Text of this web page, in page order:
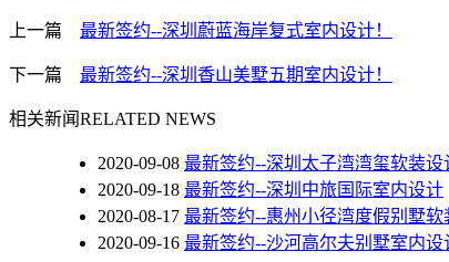
上一篇 最新签约--深圳蔚蓝海岸复式室内设计！
下一篇 最新签约--深圳香山美墅五期室内设计！
相关新闻RELATED NEWS
2020-09-08 最新签约--深圳太子湾湾玺软装设
2020-09-18 最新签约--深圳中旅国际室内设计
2020-08-17 最新签约--惠州小径湾度假别墅软
2020-09-16 最新签约--沙河高尔夫别墅室内设